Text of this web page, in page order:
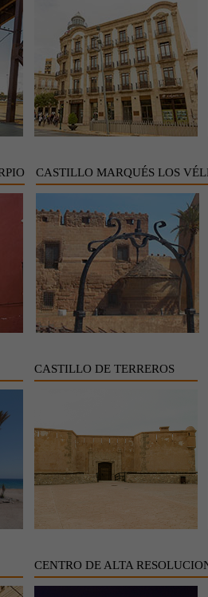
CASTILLO MARQUÉS LOS
CASTILLO DE TERREROS
CENTRO DE ALTA